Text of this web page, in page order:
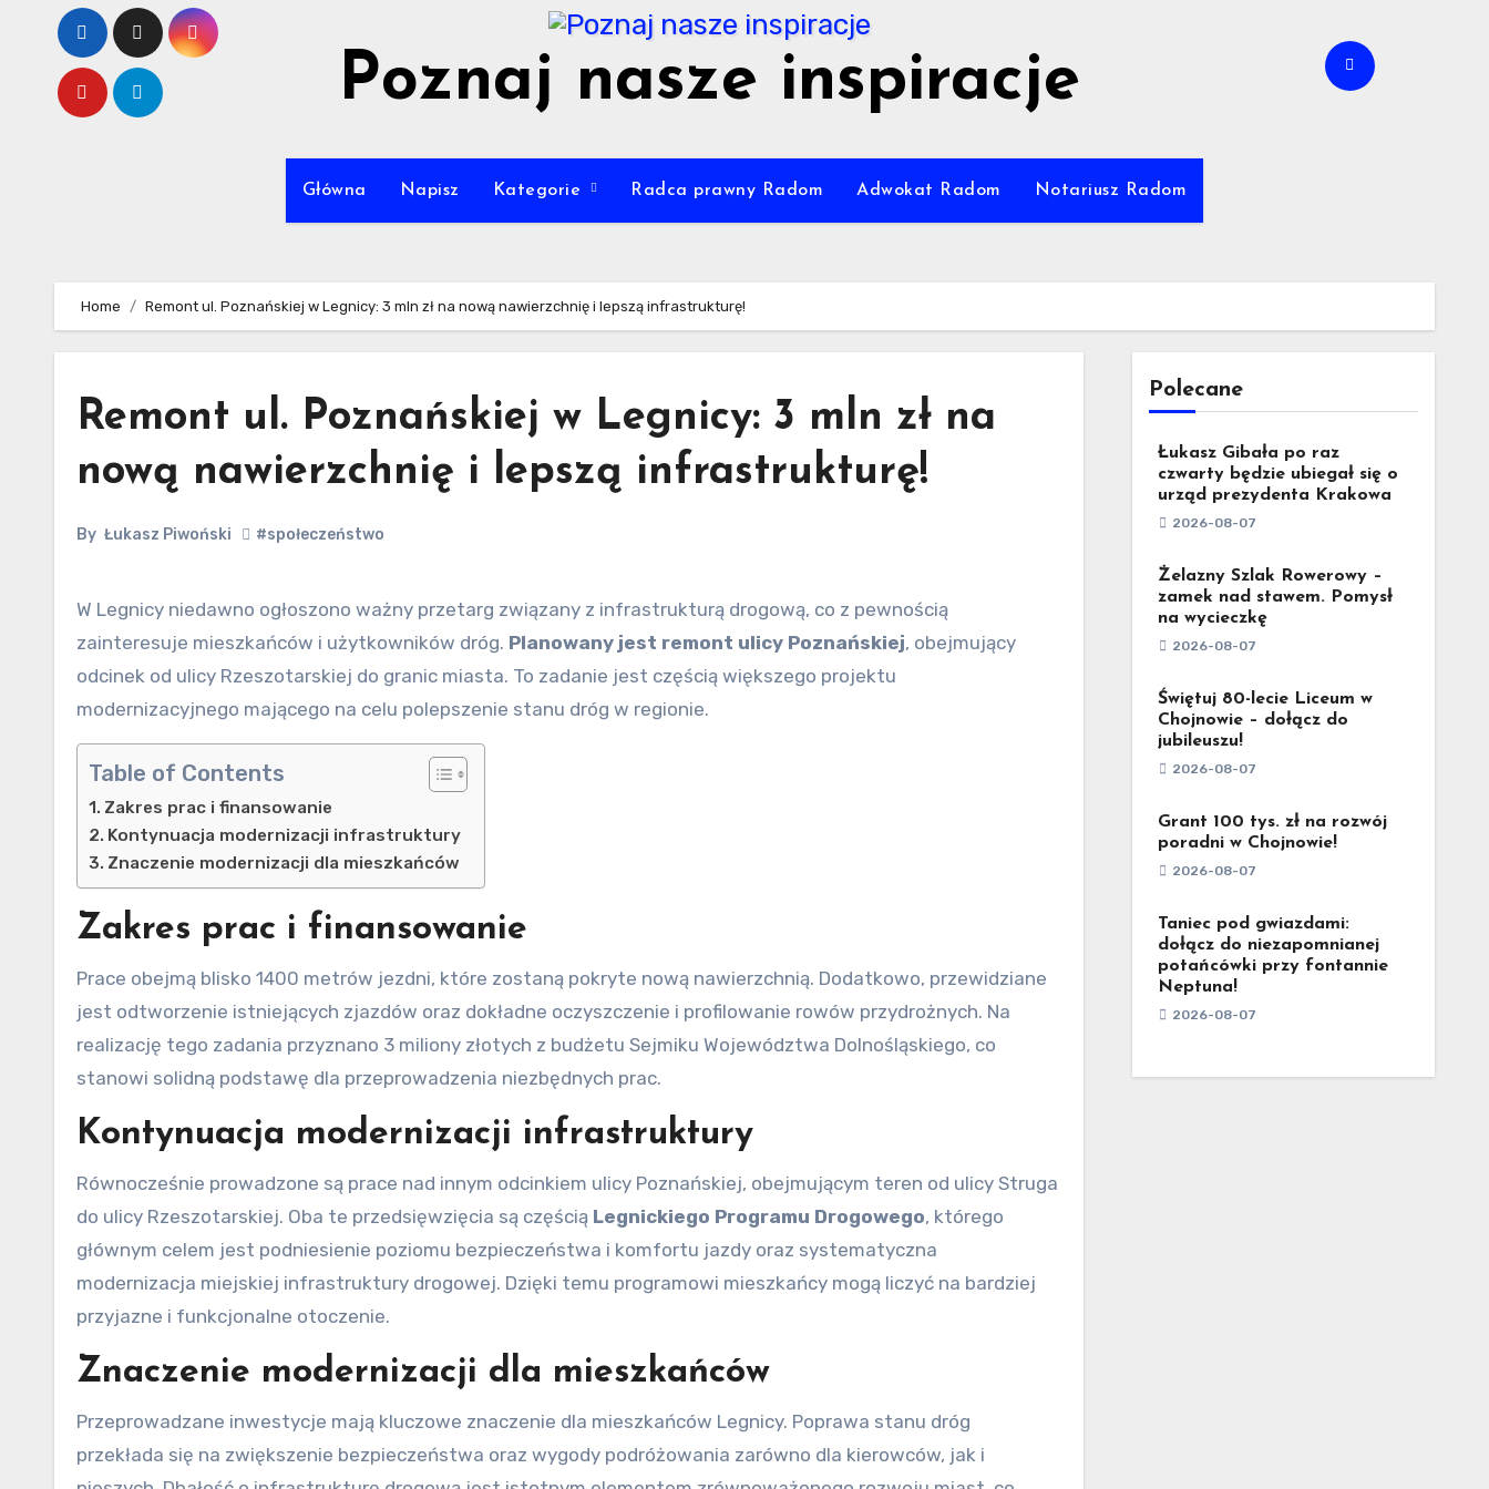
content
Poznaj nasze inspiracje
Główna Napisz Kategorie Radca prawny Radom Adwokat Radom Notariusz Radom
Home Remont ul. Poznańskiej w Legnicy: 3 mln zł na nową nawierzchnię i lepszą infrastrukturę!
Remont ul. Poznańskiej w Legnicy: 3 mln zł na
nową nawierzchnię i lepszą infrastrukturę!
By Łukasz Piwoński #społeczeństwo
W Legnicy niedawno ogłoszono ważny przetarg związany z infrastrukturą drogową, co z pewnością
zainteresuje mieszkańców i użytkowników dróg. Planowany jest remont ulicy Poznańskiej, obejmujący
odcinek od ulicy Rzeszotarskiej do granic miasta. To zadanie jest częścią większego projektu
modernizacyjnego mającego na celu polepszenie stanu dróg w regionie.
Table of Contents
Zakres prac i finansowanie
Kontynuacja modernizacji infrastruktury
Znaczenie modernizacji dla mieszkańców
Zakres prac i finansowanie
Prace obejmą blisko 1400 metrów jezdni, które zostaną pokryte nową nawierzchnią. Dodatkowo, przewidziane
jest odtworzenie istniejących zjazdów oraz dokładne oczyszczenie i profilowanie rowów przydrożnych. Na
realizację tego zadania przyznano 3 miliony złotych z budżetu Sejmiku Województwa Dolnośląskiego, co
stanowi solidną podstawę dla przeprowadzenia niezbędnych prac.
Kontynuacja modernizacji infrastruktury
Równocześnie prowadzone są prace nad innym odcinkiem ulicy Poznańskiej, obejmującym teren od ulicy Struga
do ulicy Rzeszotarskiej. Oba te przedsięwzięcia są częścią Legnickiego Programu Drogowego, którego
głównym celem jest podniesienie poziomu bezpieczeństwa i komfortu jazdy oraz systematyczna
modernizacja miejskiej infrastruktury drogowej. Dzięki temu programowi mieszkańcy mogą liczyć na bardziej
przyjazne i funkcjonalne otoczenie.
Znaczenie modernizacji dla mieszkańców
Przeprowadzane inwestycje mają kluczowe znaczenie dla mieszkańców Legnicy. Poprawa stanu dróg
przekłada się na zwiększenie bezpieczeństwa oraz wygody podróżowania zarówno dla kierowców, jak i
Polecane
Łukasz Gibała po raz
czwarty będzie ubiegał się o
urząd prezydenta Krakowa
2026-08-07
Żelazny Szlak Rowerowy –
zamek nad stawem. Pomysł
na wycieczkę
2026-08-07
Świętuj 80-lecie Liceum w
Chojnowie – dołącz do
jubileuszu!
2026-08-07
Grant 100 tys. zł na rozwój
poradni w Chojnowie!
2026-08-07
Taniec pod gwiazdami:
dołącz do niezapomnianej
potańcówki przy fontannie
Neptuna!
2026-08-07